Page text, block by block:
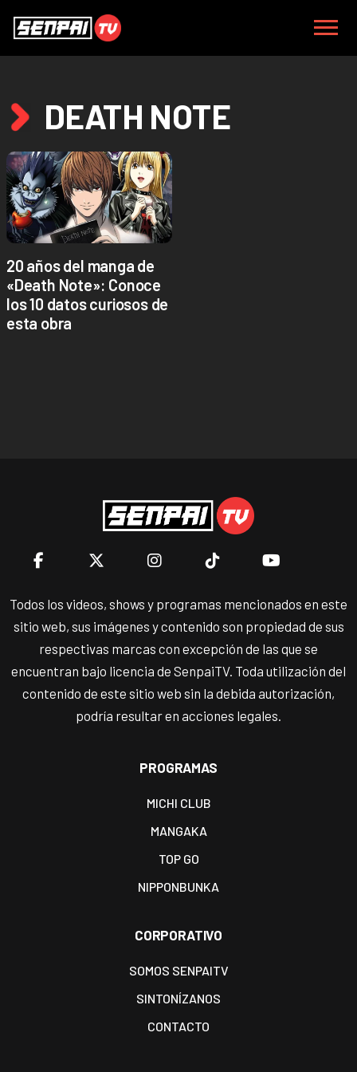
DEATH NOTE
20 años del manga de
«Death Note»: Conoce
los 10 datos curiosos de
esta obra
Todos los videos, shows y programas mencionados en este
sitio web, sus imágenes y contenido son propiedad de sus
respectivas marcas con excepción de las que se
encuentran bajo licencia de SenpaiTV. Toda utilización del
contenido de este sitio web sin la debida autorización,
podría resultar en acciones legales.
PROGRAMAS
MICHI CLUB
MANGAKA
TOP GO
NIPPONBUNKA
CORPORATIVO
SOMOS SENPAITV
SINTONÍZANOS
CONTACTO